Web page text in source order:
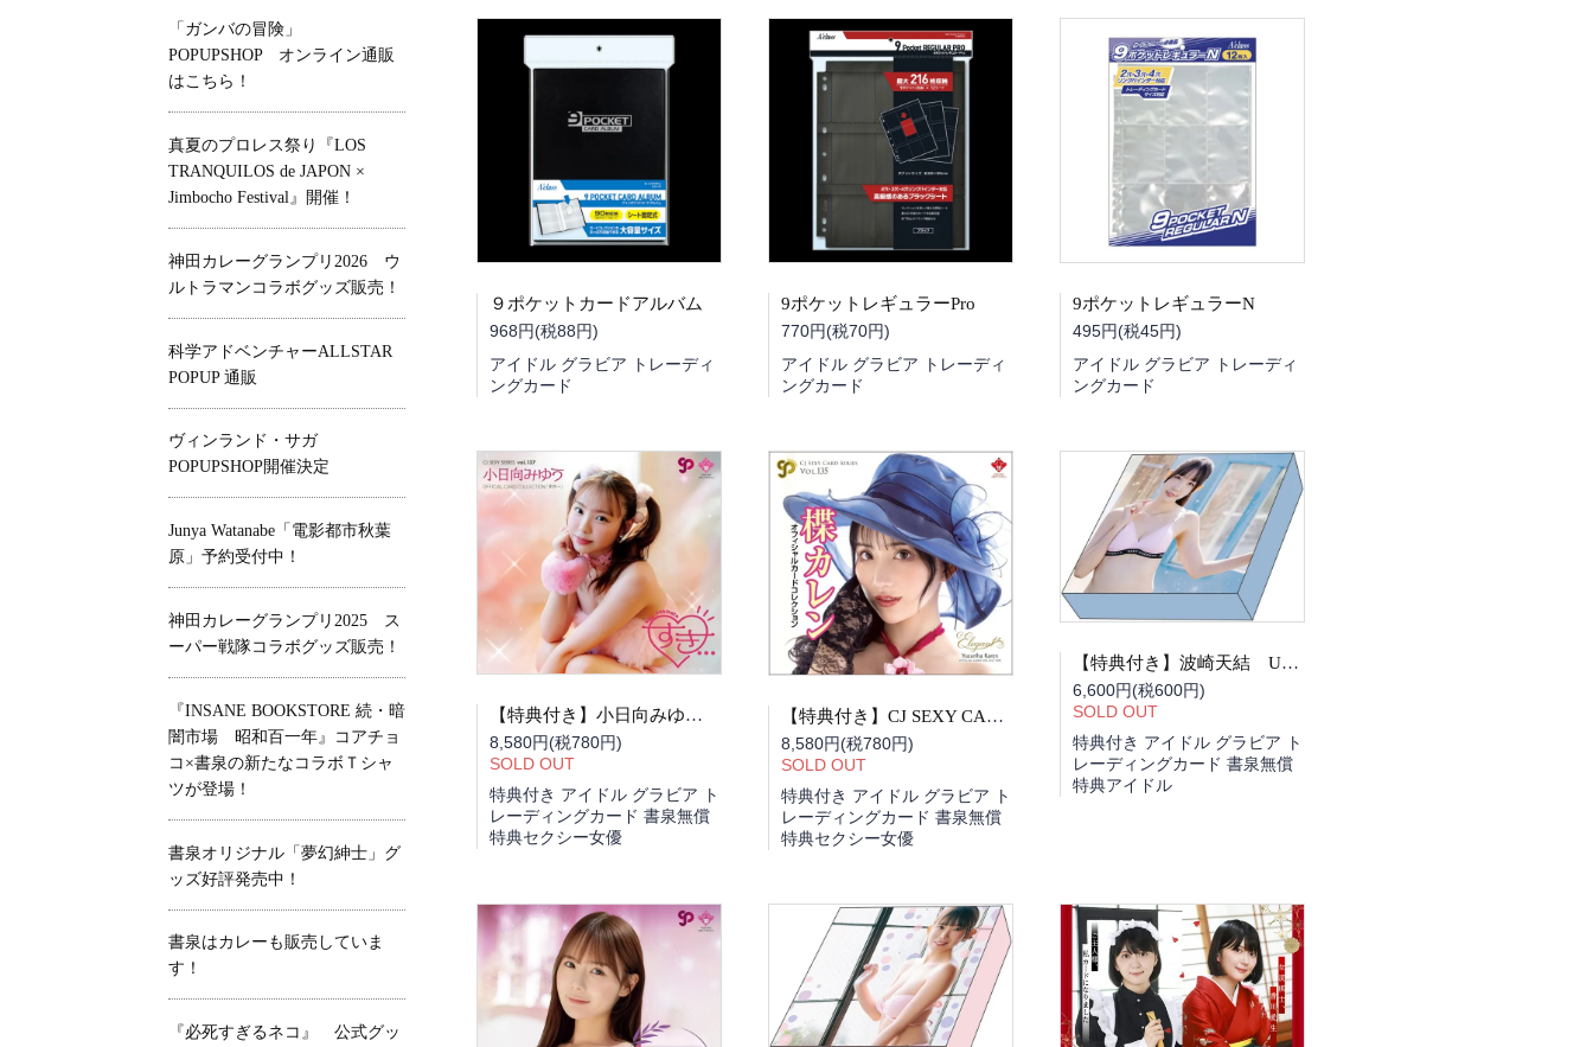
９ポケットカードアルバム
968円(税88円)
アイドル グラビア トレーディ
ングカード
9ポケットレギュラーPro
770円(税70円)
アイドル グラビア トレーディ
ングカード
9ポケットレギュラーN
495円(税45円)
アイドル グラビア トレーディ
ングカード
【特典付き】小日向みゆう オフィシャルカードコレクション VOL.137 すき・・・BOX
8,580円(税780円)
SOLD OUT
特典付き アイドル グラビア ト
レーディングカード 書泉無償
特典セクシー女優
【特典付き】CJ SEXY CARD SERIES VOL.135 楪カレン OFFICIAL CARD COLLECTION elegant BOX
8,580円(税780円)
SOLD OUT
特典付き アイドル グラビア ト
レーディングカード 書泉無償
特典セクシー女優
【特典付き】波崎天結 UWAKI na KANOJO Tradingcard BOX
6,600円(税600円)
SOLD OUT
特典付き アイドル グラビア ト
レーディングカード 書泉無償
特典アイドル
「ガンバの冒険」
POPUPSHOP オンライン通販
はこちら！
真夏のプロレス祭り『LOS
TRANQUILOS de JAPON ×
Jimbocho Festival』開催！
神田カレーグランプリ2026 ウ
ルトラマンコラボグッズ販売！
科学アドベンチャーALLSTAR
POPUP 通販
ヴィンランド・サガ
POPUPSHOP開催決定
Junya Watanabe「電影都市秋葉
原」予約受付中！
神田カレーグランプリ2025 ス
ーパー戦隊コラボグッズ販売！
『INSANE BOOKSTORE 続・暗
闇市場 昭和百一年』コアチョ
コ×書泉の新たなコラボＴシャ
ツが登場！
書泉オリジナル「夢幻紳士」グ
ッズ好評発売中！
書泉はカレーも販売していま
す！
『必死すぎるネコ』 公式グッ